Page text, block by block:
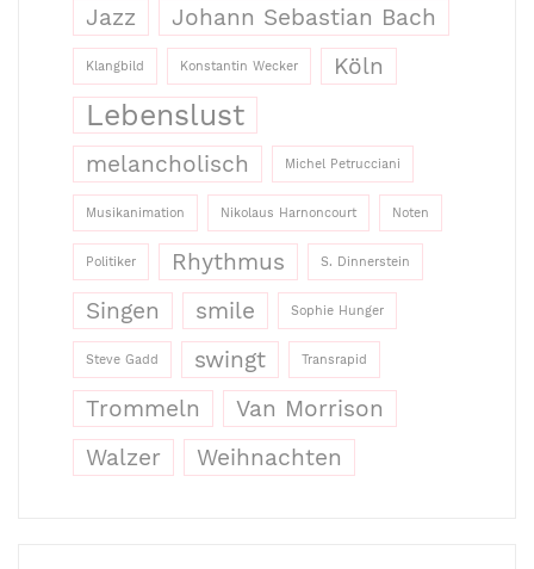
Jazz Johann Sebastian Bach
Klangbild Konstantin Wecker Köln
Lebenslust
melancholisch Michel Petrucciani
Musikanimation Nikolaus Harnoncourt Noten
Politiker Rhythmus S. Dinnerstein
Singen smile Sophie Hunger
Steve Gadd swingt Transrapid
Trommeln
Van Morrison
Walzer
Weihnachten